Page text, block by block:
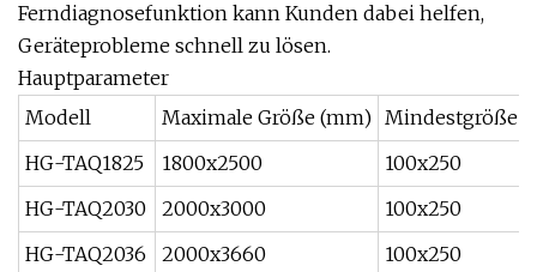
Ferndiagnosefunktion kann Kunden dabei helfen,
Geräteprobleme schnell zu lösen.
Hauptparameter
Modell
Maximale Größe (mm) Mindestgröße
HG-TAQ1825
1800x2500
100x250
HG-TAQ2030
2000x3000
100x250
HG-TAQ2036
2000x3660
100x250